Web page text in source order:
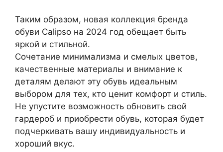
Таким образом, новая коллекция бренда
обуви Calipso на 2024 год обещает быть
яркой и стильной.
Сочетание минимализма и смелых цветов,
качественные материалы и внимание к
деталям делают эту обувь идеальным
выбором для тех, кто ценит комфорт и стиль.
Не упустите возможность обновить свой
гардероб и приобрести обувь, которая будет
подчеркивать вашу индивидуальность и
хороший вкус.